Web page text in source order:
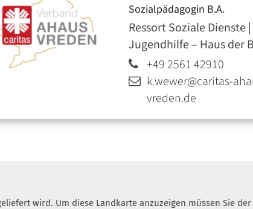
Sozialpädagogin B.A.
Ressort Soziale Dienste |
Jugendhilfe – Haus der
+49 2561 42910
k.wewer@caritas-
vreden.de
wird. Um diese Landkarte anzuzeigen müssen Sie